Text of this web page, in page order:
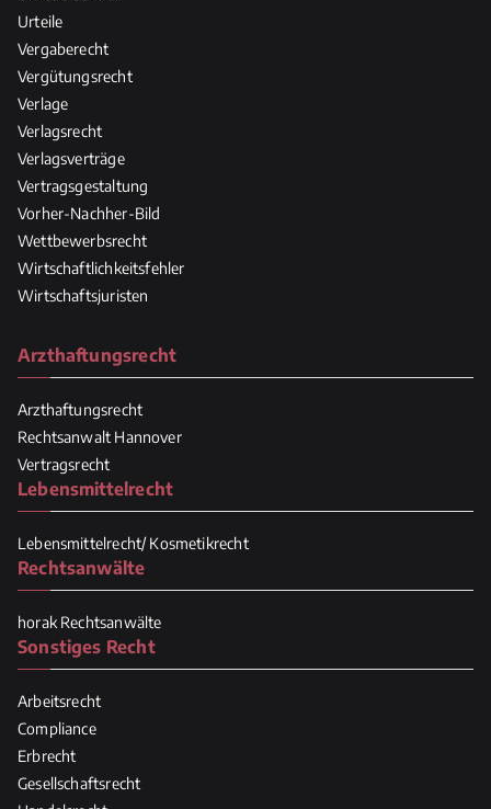
Urteile
Vergaberecht
Vergütungsrecht
Verlage
Verlagsrecht
Verlagsverträge
Vertragsgestaltung
Vorher-Nachher-Bild
Wettbewerbsrecht
Wirtschaftlichkeitsfehler
Wirtschaftsjuristen
Arzthaftungsrecht
Arzthaftungsrecht
Rechtsanwalt Hannover
Vertragsrecht
Lebensmittelrecht
Lebensmittelrecht/ Kosmetikrecht
Rechtsanwälte
horak Rechtsanwälte
Sonstiges Recht
Arbeitsrecht
Compliance
Erbrecht
Gesellschaftsrecht